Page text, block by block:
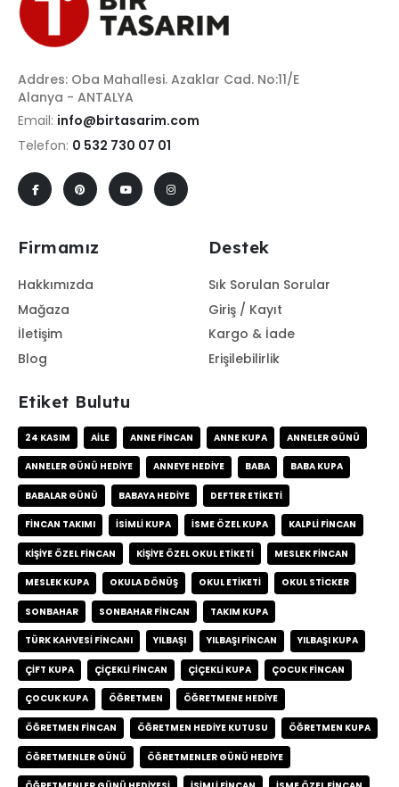
Addres: Oba Mahallesi. Azaklar Cad. No:11/E
Alanya - ANTALYA
Email: info@birtasarim.com
Telefon: 0 532 730 07 01
Firmamız
Hakkımızda
Mağaza
İletişim
Blog
Destek
Sık Sorulan Sorular
Giriş / Kayıt
Kargo & İade
Erişilebilirlik
Etiket Bulutu
24 KASIM AILE ANNE FINCAN ANNE KUPA ANNELER GÜNÜ
ANNELER GÜNÜ HEDIYE ANNEYE HEDIYE BABA BABA KUPA
BABALAR GÜNÜ BABAYA HEDIYE DEFTER ETIKETI
FINCAN TAKIMI ISIMLI KUPA ISME ÖZEL KUPA KALPLI FINCAN
KIŞIYE ÖZEL FINCAN KIŞIYE ÖZEL OKUL ETIKETI MESLEK FINCAN
MESLEK KUPA OKULA DÖNÜŞ OKUL ETIKETI OKUL STICKER
SONBAHAR SONBAHAR FINCAN TAKIM KUPA
TÜRK KAHVESI FINCANI YILBAŞI YILBAŞI FINCAN YILBAŞI KUPA
ÇIFT KUPA ÇIÇEKLI FINCAN ÇIÇEKLI KUPA ÇOCUK FINCAN
ÇOCUK KUPA ÖĞRETMEN ÖĞRETMENE HEDIYE
ÖĞRETMEN FINCAN ÖĞRETMEN HEDIYE KUTUSU ÖĞRETMEN KUPA
ÖĞRETMENLER GÜNÜ ÖĞRETMENLER GÜNÜ HEDIYE